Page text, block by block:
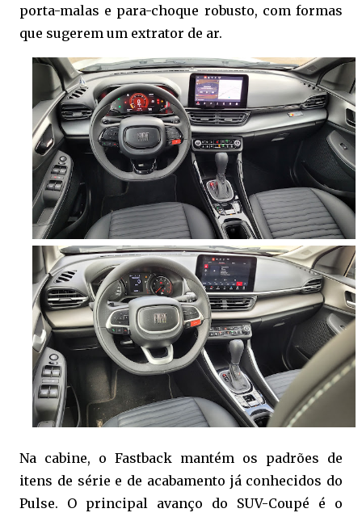
porta-malas e para-choque robusto, com formas
que sugerem um extrator de ar.
Na cabine, o Fastback mantém os padrões de
itens de série e de acabamento já conhecidos do
Pulse. O principal avanço do SUV-Coupé é o